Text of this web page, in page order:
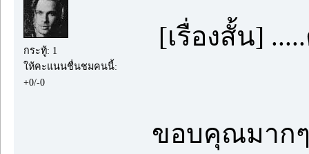
กระทู้: 1
ให้คะแนนชื่นชมคนนี้:
+0/-0
[เรื่องสั้น]
ขอบคุณมาก